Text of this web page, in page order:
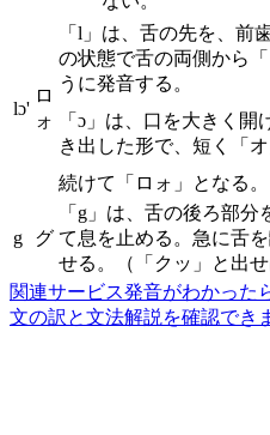
lɔ'
ロ
ォ
「l」は、舌の先を、前
の状態で舌の両側から
うに発音する。
「ɔ」は、口を大きく
き出した形で、短く「オ
続けて「ロォ」となる。
g グ
「g」は、舌の後ろ部
て息を止める。急に舌
せる。（「クッ」と出
関連サービス発音がわかった
文の訳と文法解説を確認でき